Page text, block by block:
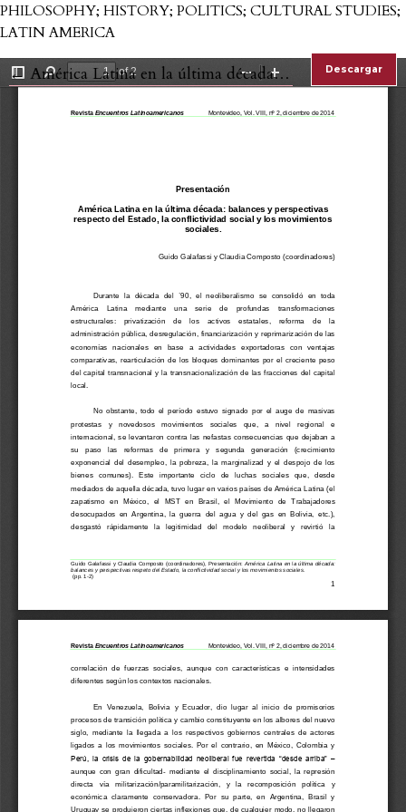
PHILOSOPHY; HISTORY; POLITICS; CULTURAL STUDIES;
LATIN AMERICA
← Volver a los detalles del artículo
América Latina en la última década: balances y perspectivas respecto del Estado, la conflictividad social y los movimientos sociales. Descargar